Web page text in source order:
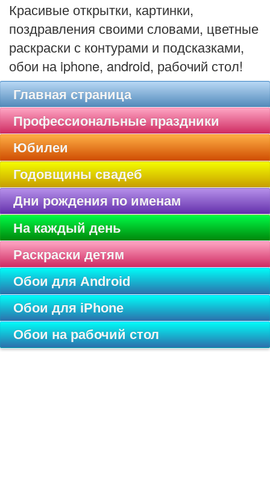
Красивые открытки, картинки,
поздравления своими словами, цветные
раскраски с контурами и подсказками,
обои на iphone, android, рабочий стол!
Главная страница
Профессиональные праздники
Юбилеи
Годовщины свадеб
Дни рождения по именам
На каждый день
Раскраски детям
Обои для Android
Обои для iPhone
Обои на рабочий стол